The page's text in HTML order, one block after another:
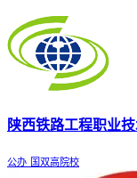
陕西铁路工程职业
公办 国双高院校